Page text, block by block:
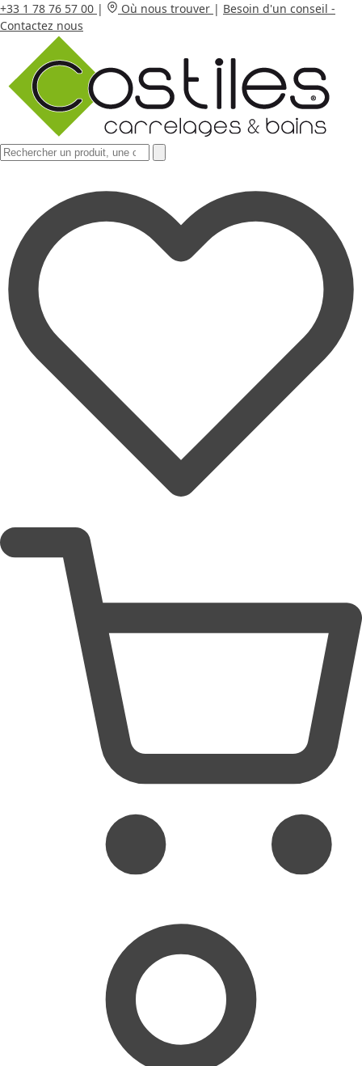
+33 1 78 76 57 00 | Où nous trouver | Besoin d'un conseil -
Contactez nous